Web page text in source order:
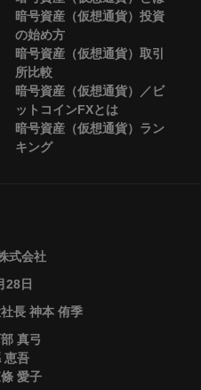
暗号資産（仮想通貨）投資
の始め方
暗号資産（仮想通貨）取引
所比較
暗号資産（仮想通貨）／ビ
ットコインFXとは
暗号資産（仮想通貨）ラン
キング
式会社
28日
長 神本 侑季
真弓
吾
愛子